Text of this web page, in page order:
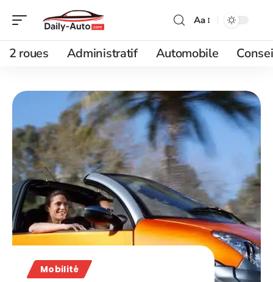
Aa
2 roues Administratif Automobile
Mobilité